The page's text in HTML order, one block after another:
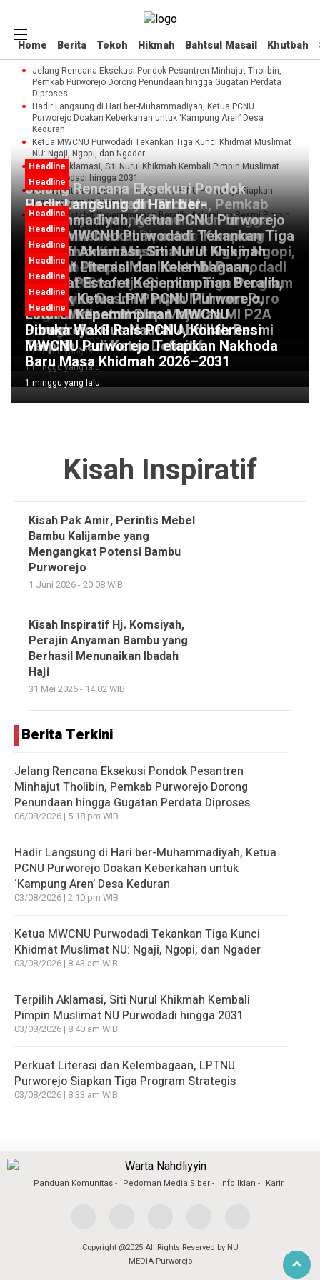
Home Berita Tokoh Hikmah Bahtsul Masail Khutbah
Jelang Rencana Eksekusi Pondok Pesantren Minhajut Tholibin,
Pemkab Purworejo Dorong Penundaan hingga Gugatan Perdata
Diproses
Hadir Langsung di Hari ber-Muhammadiyah, Ketua PCNU
Purworejo Doakan Keberkahan untuk ‘Kampung Aren’ Desa
Keduran
Ketua MWCNU Purwodadi Tekankan Tiga Kunci Khidmat Muslimat
NU: Ngaji, Ngopi, dan Ngader
Terpilih Aklamasi, Siti Nurul Khikmah Kembali Pimpin Muslimat
NU Purwodadi hingga 2031
Perkuat Literasi dan Kelembagaan, LPTNU Purworejo Siapkan
Tiga Program Strategis
Tongkat Estafet Kepemimpinan Beralih, Aslamiyah Resmi Pimpin
MI Imam Puro Jogotamu
Headline
Jelang Rencana Eksekusi Pondok
Pesantren Minhajut Tholibin, Pemkab
Purworejo Dorong Penundaan hingga
Gugatan Perdata Diproses
4 hari yang lalu
Headline
Hadir Langsung di Hari ber-
Muhammadiyah, Ketua PCNU Purworejo
Doakan Keberkahan untuk ‘Kampung
Aren’ Desa Keduran
7 hari yang lalu
Headline
Ketua MWCNU Purwodadi Tekankan Tiga
Kunci Khidmat Muslimat NU: Ngaji, Ngopi,
dan Ngader
1 minggu yang lalu
Headline
Terpilih Aklamasi, Siti Nurul Khikmah
Kembali Pimpin Muslimat NU Purwodadi
hingga 2031
1 minggu yang lalu
Headline
Perkuat Literasi dan Kelembagaan,
LPTNU Purworejo Siapkan Tiga Program
Strategis
1 minggu yang lalu
Headline
Tongkat Estafet Kepemimpinan Beralih,
Aslamiyah Resmi Pimpin MI Imam Puro
Jogotamu
1 minggu yang lalu
Headline
Dilantik Ketua LPM PCNU Purworejo,
Linda Widiastuti Siap Majukan MI P2A
Brengkol
1 minggu yang lalu
Headline
Estafet Kepemimpinan MWCNU
Purworejo: Gus Naufal Abdillah Resmi
Terpilih Jadi Ketua Definitif
1 minggu yang lalu
Headline
Dibuka Wakil Rais PCNU, Konferensi
MWCNU Purworejo Tetapkan Nakhoda
Baru Masa Khidmah 2026–2031
1 minggu yang lalu
Kisah Inspiratif
Kisah Pak Amir, Perintis Mebel
Bambu Kalijambe yang
Mengangkat Potensi Bambu
Purworejo
1 Juni 2026 - 20:08 WIB
Kisah Inspiratif Hj. Komsiyah,
Perajin Anyaman Bambu yang
Berhasil Menunaikan Ibadah
Haji
31 Mei 2026 - 14:02 WIB
Berita Terkini
Jelang Rencana Eksekusi Pondok Pesantren
Minhajut Tholibin, Pemkab Purworejo Dorong
Penundaan hingga Gugatan Perdata Diproses
06/08/2026 | 5:18 pm WIB
Hadir Langsung di Hari ber-Muhammadiyah, Ketua
PCNU Purworejo Doakan Keberkahan untuk
‘Kampung Aren’ Desa Keduran
03/08/2026 | 2:10 pm WIB
Ketua MWCNU Purwodadi Tekankan Tiga Kunci
Khidmat Muslimat NU: Ngaji, Ngopi, dan Ngader
03/08/2026 | 8:43 am WIB
Terpilih Aklamasi, Siti Nurul Khikmah Kembali
Pimpin Muslimat NU Purwodadi hingga 2031
03/08/2026 | 8:40 am WIB
Perkuat Literasi dan Kelembagaan, LPTNU
Purworejo Siapkan Tiga Program Strategis
03/08/2026 | 8:33 am WIB
Panduan Komunitas Pedoman Media Siber Info Iklan Karir
Copyright @2025 All Rights Reserved by NU
MEDIA Purworejo